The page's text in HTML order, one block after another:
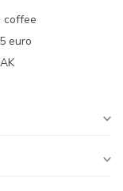
coffee
euro